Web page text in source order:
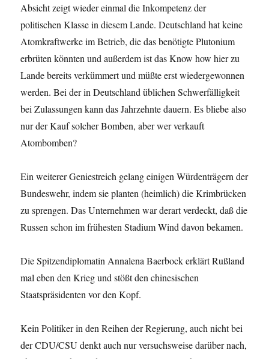
Absicht zeigt wieder einmal die Inkompetenz der
politischen Klasse in diesem Lande. Deutschland hat keine
Atomkraftwerke im Betrieb, die das benötigte Plutonium
erbrüten könnten und außerdem ist das Know how hier zu
Lande bereits verkümmert und müßte erst wiedergewonnen
werden. Bei der in Deutschland üblichen Schwerfälligkeit
bei Zulassungen kann das Jahrzehnte dauern. Es bliebe also
nur der Kauf solcher Bomben, aber wer verkauft
Atombomben?
Ein weiterer Geniestreich gelang einigen Würdenträgern der
Bundeswehr, indem sie planten (heimlich) die Krimbrücken
zu sprengen. Das Unternehmen war derart verdeckt, daß die
Russen schon im frühesten Stadium Wind davon bekamen.
Die Spitzendiplomatin Annalena Baerbock erklärt Rußland
mal eben den Krieg und stößt den chinesischen
Staatspräsidenten vor den Kopf.
Kein Politiker in den Reihen der Regierung, auch nicht bei
der CDU/CSU denkt auch nur versuchsweise darüber nach,